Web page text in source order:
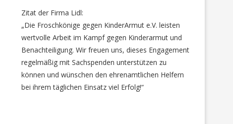
Zitat der Firma Lidl:
„Die Froschkönige gegen KinderArmut e.V. leisten
wertvolle Arbeit im Kampf gegen Kinderarmut und
Benachteiligung. Wir freuen uns, dieses Engagement
regelmäßig mit Sachspenden unterstützen zu
können und wünschen den ehrenamtlichen Helfern
bei ihrem täglichen Einsatz viel Erfolg!“